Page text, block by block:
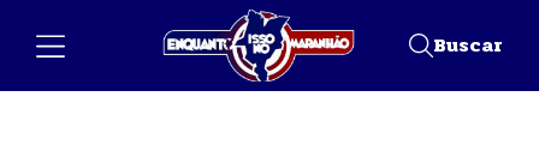
Buscar